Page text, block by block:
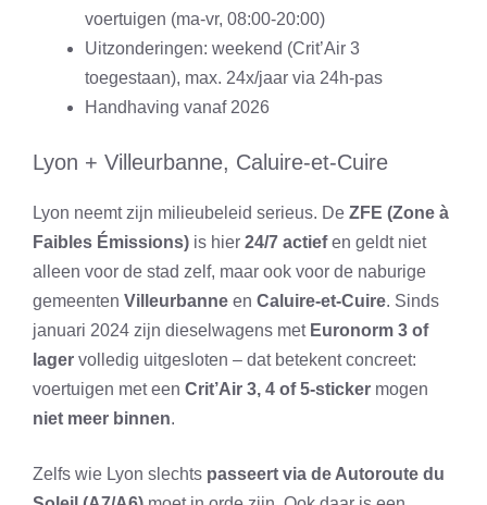
voertuigen (ma-vr, 08:00-20:00)
Uitzonderingen: weekend (Crit’Air 3
toegestaan), max. 24x/jaar via 24h-pas
Handhaving vanaf 2026
Lyon + Villeurbanne, Caluire-et-Cuire
Lyon neemt zijn milieubeleid serieus. De ZFE (Zone à
Faibles Émissions) is hier 24/7 actiefen geldt niet
alleen voor de stad zelf, maar ook voor de naburige
gemeenten Villeurbanne en Caluire-et-Cuire. Sinds
januari 2024 zijn dieselwagens met Euronorm 3 of
lager volledig uitgesloten – dat betekent concreet:
voertuigen met een Crit’Air 3, 4 of 5-sticker mogen
niet meer binnen.
Zelfs wie Lyon slechts passeert via de Autoroute du